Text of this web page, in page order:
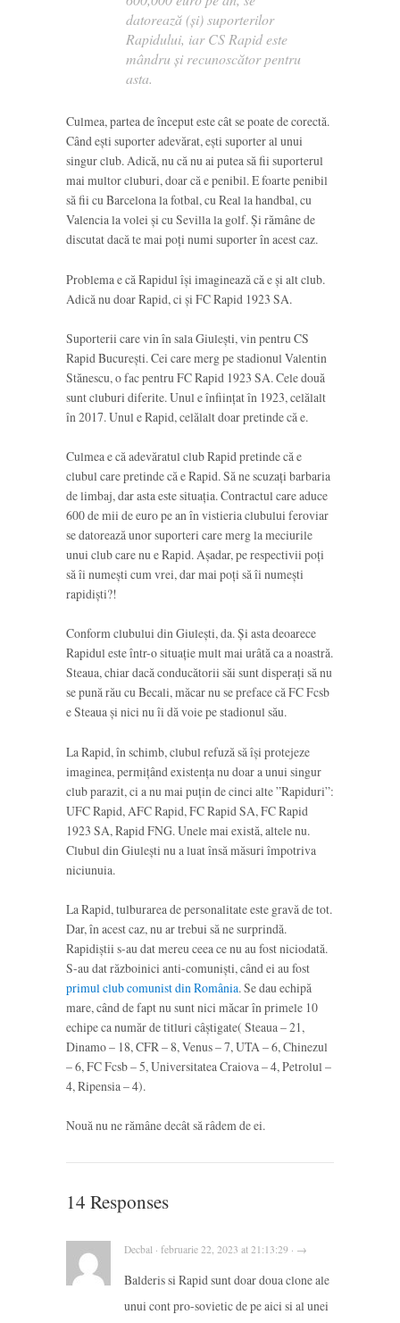
datorează (și) suporterilor
Rapidului, iar CS Rapid este
mândru și recunoscător pentru
asta.
Culmea, partea de început este cât se poate de corectă.
Când ești suporter adevărat, ești suporter al unui
singur club. Adică, nu că nu ai putea să fii suporterul
mai multor cluburi, doar că e penibil. E foarte penibil
să fii cu Barcelona la fotbal, cu Real la handbal, cu
Valencia la volei și cu Sevilla la golf. Și rămâne de
discutat dacă te mai poți numi suporter în acest caz.
Problema e că Rapidul își imaginează că e și alt club.
Adică nu doar Rapid, ci și FC Rapid 1923 SA.
Suporterii care vin în sala Giulești, vin pentru CS
Rapid București. Cei care merg pe stadionul Valentin
Stănescu, o fac pentru FC Rapid 1923 SA. Cele două
sunt cluburi diferite. Unul e înființat în 1923, celălalt
în 2017. Unul e Rapid, celălalt doar pretinde că e.
Culmea e că adevăratul club Rapid pretinde că e
clubul care pretinde că e Rapid. Să ne scuzați barbaria
de limbaj, dar asta este situația. Contractul care aduce
600 de mii de euro pe an în vistieria clubului feroviar
se datorează unor suporteri care merg la meciurile
unui club care nu e Rapid. Așadar, pe respectivii poți
să îi numești cum vrei, dar mai poți să îi numești
rapidiști?!
Conform clubului din Giulești, da. Și asta deoarece
Rapidul este într-o situație mult mai urâtă ca a noastră.
Steaua, chiar dacă conducătorii săi sunt disperați să nu
se pună rău cu Becali, măcar nu se preface că FC Fcsb
e Steaua și nici nu îi dă voie pe stadionul său.
La Rapid, în schimb, clubul refuză să își protejeze
imaginea, permițând existența nu doar a unui singur
club parazit, ci a nu mai puțin de cinci alte ”Rapiduri”:
UFC Rapid, AFC Rapid, FC Rapid SA, FC Rapid
1923 SA, Rapid FNG. Unele mai există, altele nu.
Clubul din Giulești nu a luat însă măsuri împotriva
niciunuia.
La Rapid, tulburarea de personalitate este gravă de tot.
Dar, în acest caz, nu ar trebui să ne surprindă.
Rapidiștii s-au dat mereu ceea ce nu au fost niciodată.
S-au dat războinici anti-comuniști, când ei au fost
primul club comunist din România. Se dau echipă
mare, când de fapt nu sunt nici măcar în primele 10
echipe ca număr de titluri câștigate( Steaua – 21,
Dinamo – 18, CFR – 8, Venus – 7, UTA – 6, Chinezul
– 6, FC Fcsb – 5, Universitatea Craiova – 4, Petrolul –
4, Ripensia – 4).
Nouă nu ne rămâne decât să râdem de ei.
14 Responses
Decbal · februarie 22, 2023 at 21:13:29 · →
Balderis si Rapid sunt doar doua clone ale
unui cont pro-sovietic de pe aici si al unei